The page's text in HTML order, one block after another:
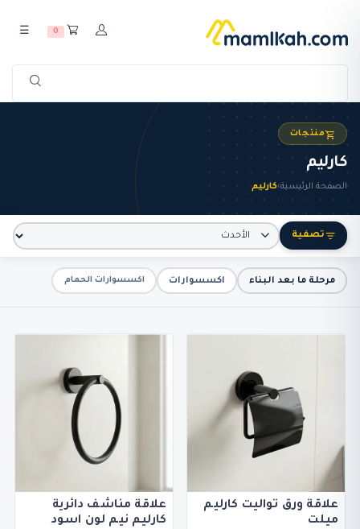
0
☰
منتجات
كارليم
الصفحة الرئيسية›كارليم
تصفية
مرحلة ما بعد البناء اكسسوارات اكسسوارات الحمام
علاقة ورق تواليت كارليم
ميلت
علاقة مناشف دائرية
كارليم نيم لون اسود